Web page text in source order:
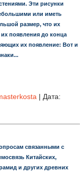
Эти рисунки
или иметь
размер, что их
появления до конца
их появление: Вот и
| Дата:
связанными с
Китайских,
и других древних